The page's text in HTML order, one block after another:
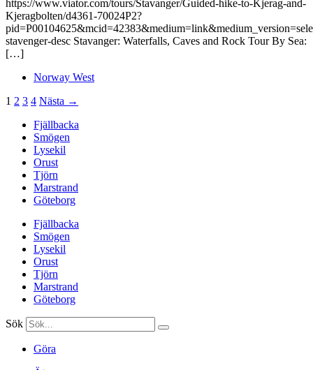
https://www.viator.com/tours/Stavanger/Guided-hike-to-Kjerag-and-
Kjeragbolten/d4361-70024P2?
stavenger-desc Stavanger: Waterfalls, Caves and Rock Tour By Sea:
[…]
Norway West
1 2 3 4 Nästa →
Fjällbacka
Smögen
Lysekil
Orust
Tjörn
Marstrand
Göteborg
Fjällbacka
Smögen
Lysekil
Orust
Tjörn
Marstrand
Göteborg
Sök
Göra